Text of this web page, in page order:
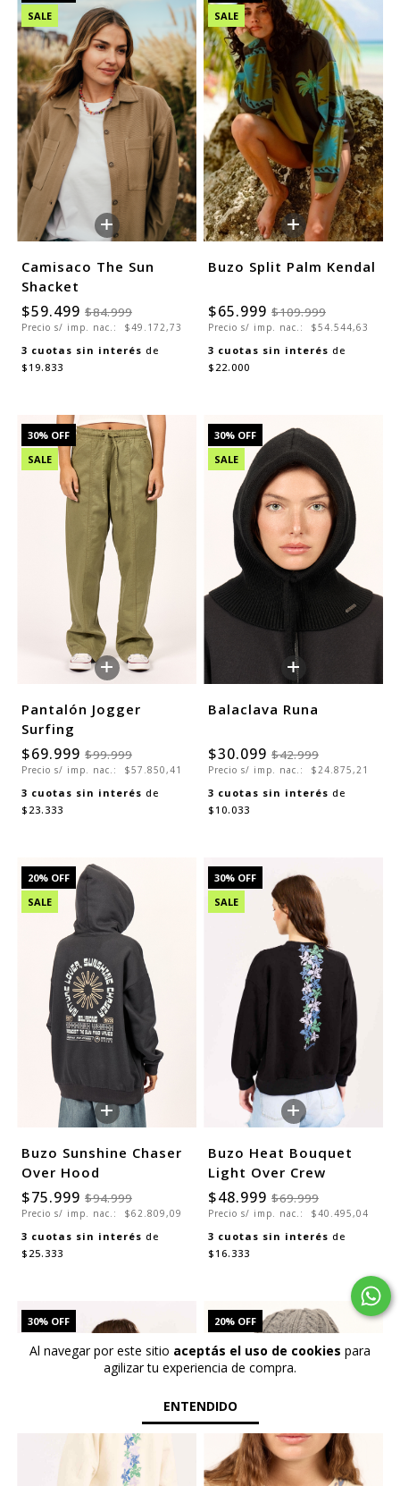
Al navegar por este sitio aceptás el uso de cookies para
agilizar tu experiencia de compra.
ENTENDIDO
SALE
+
Camisaco The Sun
Shacket
$59.499 $84.999
Precio s/ imp. nac.: $49.172,73
3 cuotas sin interés de
$19.833
SALE
+
Buzo Split Palm Kendal
$65.999 $109.999
Precio s/ imp. nac.: $54.544,63
3 cuotas sin interés de
$22.000
30% OFF
SALE
+
Pantalón Jogger
Surfing
$69.999 $99.999
Precio s/ imp. nac.: $57.850,41
3 cuotas sin interés de
$23.333
30% OFF
SALE
+
Balaclava Runa
$30.099 $42.999
Precio s/ imp. nac.: $24.875,21
3 cuotas sin interés de
$10.033
20% OFF
SALE
+
Buzo Sunshine Chaser
Over Hood
$75.999 $94.999
Precio s/ imp. nac.: $62.809,09
3 cuotas sin interés de
$25.333
30% OFF
SALE
+
Buzo Heat Bouquet
Light Over Crew
$48.999 $69.999
Precio s/ imp. nac.: $40.495,04
3 cuotas sin interés de
$16.333
30% OFF
SALE
20% OFF
SALE